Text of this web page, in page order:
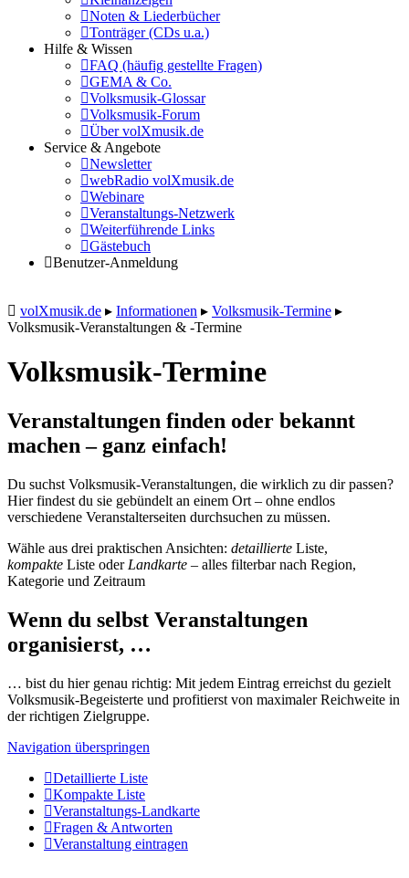
Noten & Liederbücher
Tonträger (CDs u.a.)
Hilfe & Wissen
FAQ (häufig gestellte Fragen)
GEMA & Co.
Volksmusik-Glossar
Volksmusik-Forum
Über volXmusik.de
Service & Angebote
Newsletter
webRadio volXmusik.de
Webinare
Veranstaltungs-Netzwerk
Weiterführende Links
Gästebuch
Benutzer-Anmeldung
volXmusik.de ▸ Informationen ▸ Volksmusik-Termine ▸
Volksmusik-Veranstaltungen & -Termine
Volksmusik-Termine
Veranstaltungen finden oder bekannt
machen – ganz einfach!
Du suchst Volksmusik-Veranstaltungen, die wirklich zu dir passen?
Hier findest du sie gebündelt an einem Ort – ohne endlos
verschiedene Veranstalterseiten durchsuchen zu müssen.
Wähle aus drei praktischen Ansichten: detaillierte Liste,
kompakte Liste oder Landkarte – alles filterbar nach Region,
Kategorie und Zeitraum
Wenn du selbst Veranstaltungen
organisierst, …
… bist du hier genau richtig: Mit jedem Eintrag erreichst du gezielt
Volksmusik-Begeisterte und profitierst von maximaler Reichweite in
der richtigen Zielgruppe.
Navigation überspringen
Detaillierte Liste
Kompakte Liste
Veranstaltungs-Landkarte
Fragen & Antworten
Veranstaltung eintragen